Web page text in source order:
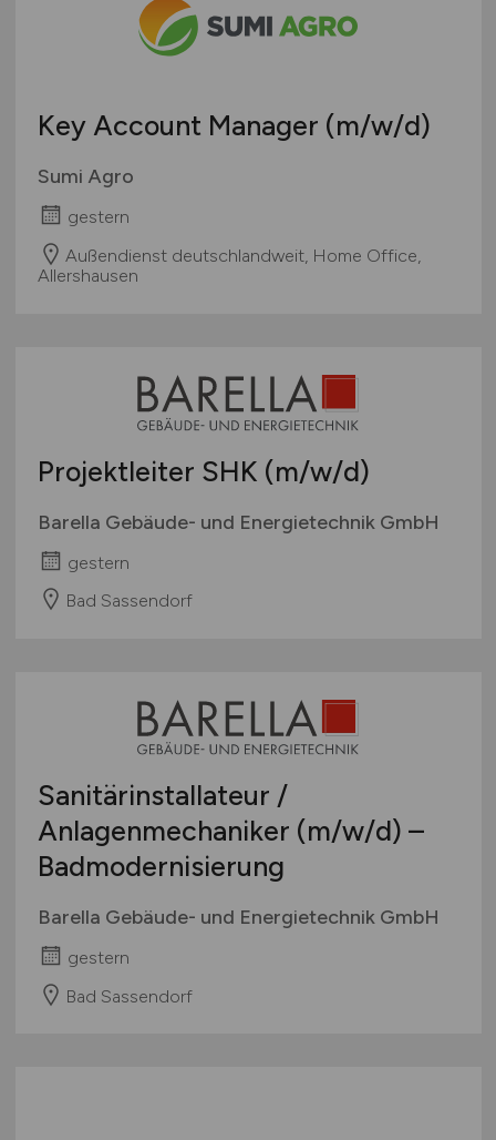
Österreich
International
Key Account Manager (m/w/d)
Sumi Agro
gestern
Außendienst deutschlandweit, Home Office,
Allershausen
Projektleiter SHK (m/w/d)
Barella Gebäude- und Energietechnik GmbH
gestern
Bad Sassendorf
Sanitärinstallateur /
Anlagenmechaniker (m/w/d) –
Badmodernisierung
Barella Gebäude- und Energietechnik GmbH
gestern
Bad Sassendorf